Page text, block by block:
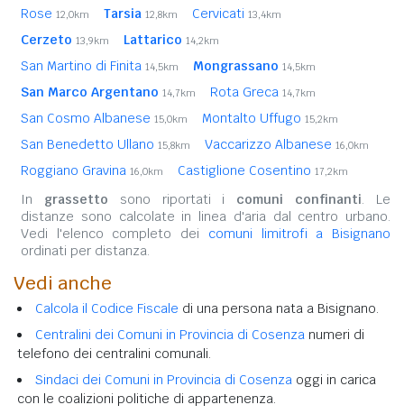
Rose 12,0km Tarsia 12,8km Cervicati 13,4km
Cerzeto 13,9km Lattarico 14,2km
San Martino di Finita 14,5km Mongrassano 14,5km
San Marco Argentano 14,7km Rota Greca 14,7km
San Cosmo Albanese 15,0km Montalto Uffugo 15,2km
San Benedetto Ullano 15,8km Vaccarizzo Albanese 16,0km
Roggiano Gravina 16,0km Castiglione Cosentino 17,2km
In grassetto sono riportati i comuni confinanti. Le
distanze sono calcolate in linea d'aria dal centro urbano.
Vedi l'elenco completo dei comuni limitrofi a Bisignano
ordinati per distanza.
Vedi anche
Calcola il Codice Fiscale di una persona nata a Bisignano.
Centralini dei Comuni in Provincia di Cosenza numeri di
telefono dei centralini comunali.
Sindaci dei Comuni in Provincia di Cosenza oggi in carica
con le coalizioni politiche di appartenenza.